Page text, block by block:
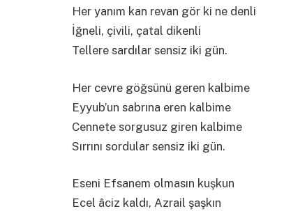
Her yanım kan revan gör ki ne denli
İğneli, çivili, çatal dikenli
Tellere sardılar sensiz iki gün.
Her cevre göğsünü geren kalbime
Eyyub’un sabrına eren kalbime
Cennete sorgusuz giren kalbime
Sırrını sordular sensiz iki gün.
Eseni Efsanem olmasın kuşkun
Ecel âciz kaldı, Azrail şaşkın